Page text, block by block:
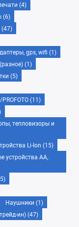
(4)
(6)
(47)
gps, wifi (1)
(1)
(5)
(11)
тепловизоры и
Li-Ion (15)
устройства AA,
Наушники (1)
ин) (47)